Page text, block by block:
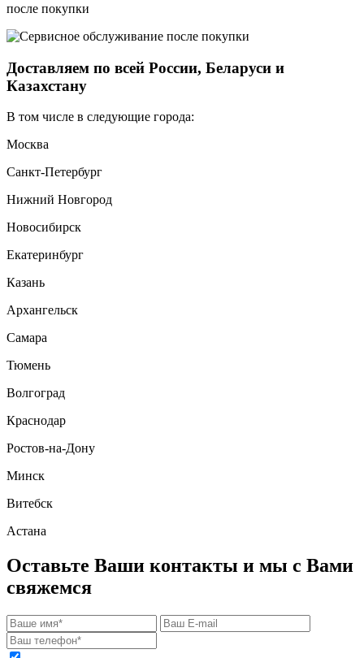
после покупки
Доставляем по всей России, Беларуси и
Казахстану
В том числе в следующие города:
Москва
Санкт-Петербург
Нижний Новгород
Новосибирск
Екатеринбург
Казань
Архангельск
Самара
Тюмень
Волгоград
Краснодар
Ростов-на-Дону
Минск
Витебск
Астана
Оставьте Ваши контакты и мы с Вами
свяжемся